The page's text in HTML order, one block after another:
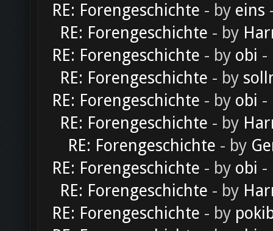
RE: Forengeschichte - by eins
RE: Forengeschichte - by
RE: Forengeschichte - by obi -
RE: Forengeschichte - by
RE: Forengeschichte - by obi -
RE: Forengeschichte - by
RE: Forengeschichte - by
RE: Forengeschichte - by obi -
RE: Forengeschichte - by
RE: Forengeschichte - by